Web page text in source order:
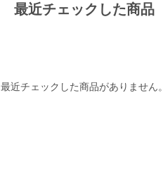
最近チェックした商品
最近チェックした商品がありません。